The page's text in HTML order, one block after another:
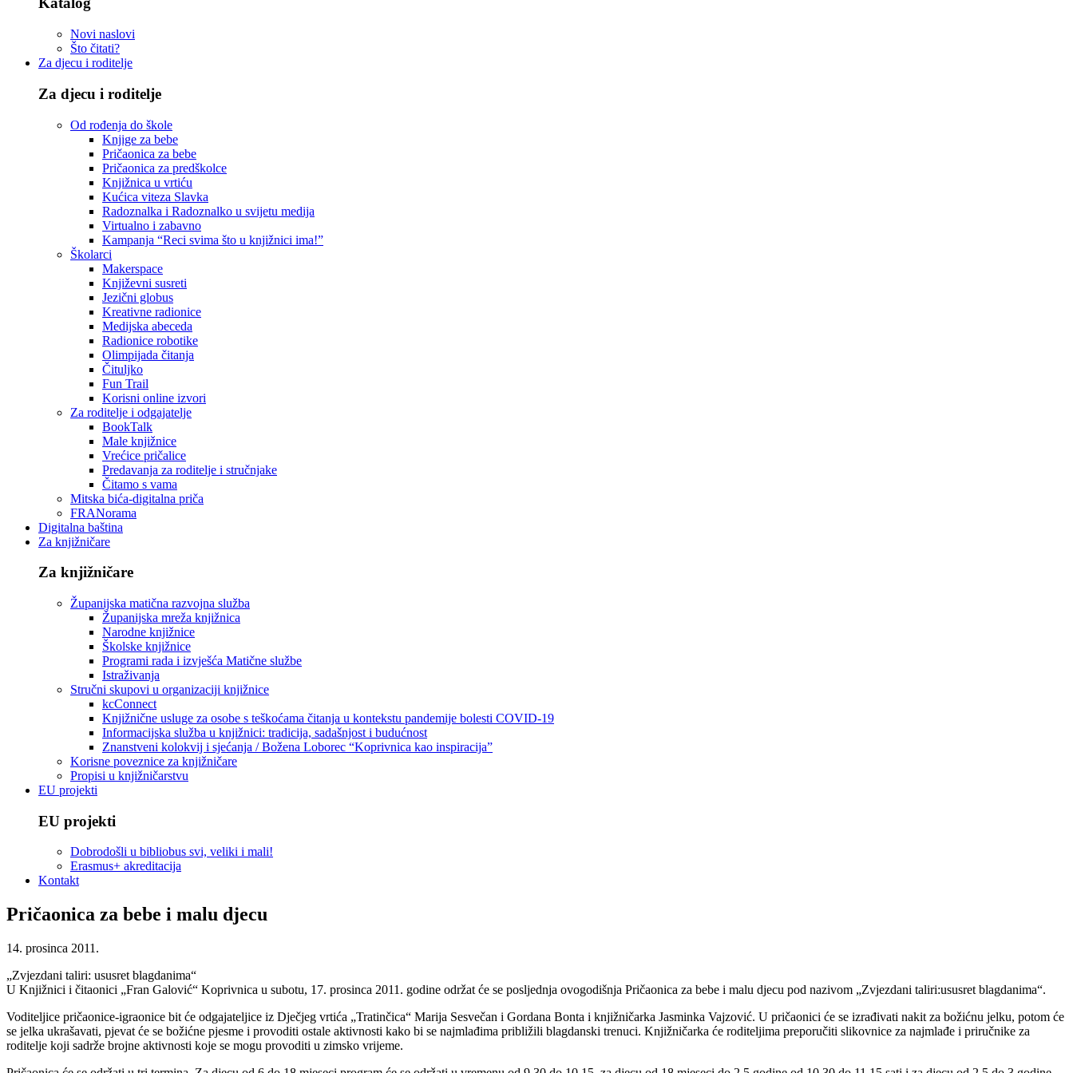
Novi naslovi
Što čitati?
Za djecu i roditelje
Za djecu i roditelje
Od rođenja do škole
Knjige za bebe
Pričaonica za bebe
Pričaonica za predškolce
Knjižnica u vrtiću
Kućica viteza Slavka
Radoznalka i Radoznalko u svijetu medija
Virtualno i zabavno
Kampanja “Reci svima što u knjižnici ima!”
Školarci
Makerspace
Književni susreti
Jezični globus
Kreativne radionice
Medijska abeceda
Radionice robotike
Olimpijada čitanja
Čituljko
Fun Trail
Korisni online izvori
Za roditelje i odgajatelje
BookTalk
Male knjižnice
Vrećice pričalice
Predavanja za roditelje i stručnjake
Čitamo s vama
Mitska bića-digitalna priča
FRANorama
Digitalna baština
Za knjižničare
Za knjižničare
Županijska matična razvojna služba
Županijska mreža knjižnica
Narodne knjižnice
Školske knjižnice
Programi rada i izvješća Matične službe
Istraživanja
Stručni skupovi u organizaciji knjižnice
kcConnect
Knjižnične usluge za osobe s teškoćama čitanja u kontekstu pandemije bolesti COVID-19
Informacijska služba u knjižnici: tradicija, sadašnjost i budućnost
Znanstveni kolokvij i sjećanja / Božena Loborec “Koprivnica kao inspiracija”
Korisne poveznice za knjižničare
Propisi u knjižničarstvu
EU projekti
EU projekti
Dobrodošli u bibliobus svi, veliki i mali!
Erasmus+ akreditacija
Kontakt
Pričaonica za bebe i malu djecu
14. prosinca 2011.
„Zvjezdani taliri: ususret blagdanima“
U Knjižnici i čitaonici „Fran Galović“ Koprivnica u subotu, 17. prosinca 2011. godine održat će se posljednja ovogodišnja Pričaonica za bebe i malu djecu pod nazivom „Zvjezdani taliri:ususret blagdanima“.
Voditeljice pričaonice-igraonice bit će odgajateljice iz Dječjeg vrtića „Tratinčica“ Marija Sesvečan i Gordana Bonta i knjižničarka Jasminka Vajzović. U pričaonici će se izrađivati nakit za božićnu jelku, potom će
se jelka ukrašavati, pjevat će se božićne pjesme i provoditi ostale aktivnosti kako bi se najmlađima približili blagdanski trenuci. Knjižničarka će roditeljima preporučiti slikovnice za najmlađe i priručnike za
roditelje koji sadrže brojne aktivnosti koje se mogu provoditi u zimsko vrijeme.